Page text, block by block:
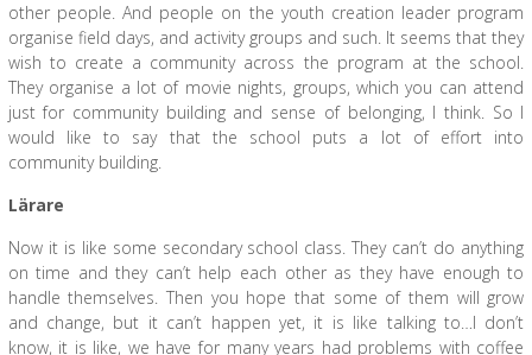
other people. And people on the youth creation leader program
organise field days, and activity groups and such. It seems that they
wish to create a community across the program at the school.
They organise a lot of movie nights, groups, which you can attend
just for community building and sense of belonging, I think. So I
would like to say that the school puts a lot of effort into
community building.
Lärare
Now it is like some secondary school class. They can’t do anything
on time and they can’t help each other as they have enough to
handle themselves. Then you hope that some of them will grow
and change, but it can’t happen yet, it is like talking to…I don’t
know, it is like, we have for many years had problems with coffee